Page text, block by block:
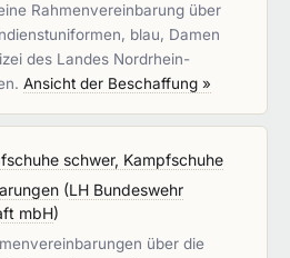
Rahmenvereinbarung über
blau, Damen
des Landes Nordrhein-
Ansicht der Beschaffung »
schwer, Kampfschuhe
(LH Bundeswehr
mbH)
über die